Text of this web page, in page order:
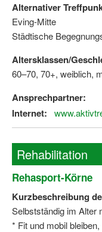
Sportjugend
Wir über uns
Vorstand
Ferienfreizeiten
Sporthelferforum
Kinder- und
Kinderschutz im
Alternativer
Eving-Mitte
Städtische
Altersklassen/
60–70, 70+, weiblich,
Ansprechpartner:
Internet:
Rehabilitation
Rehasport-Körne
Kurzbeschreibung
Selbstständig im Alter
* Fit und mobil